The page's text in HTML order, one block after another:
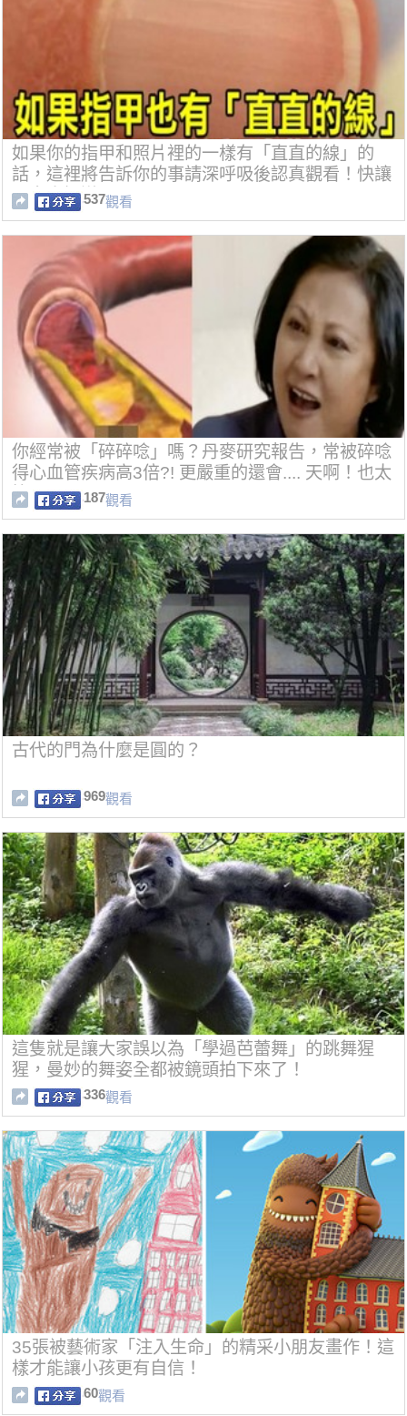
如果你的指甲和照片裡的一樣有「直直的線」的
話，這裡將告訴你的事請深呼吸後認真觀看！快讓
更多人知道！
537觀看
你經常被「碎碎唸」嗎？丹麥研究報告，常被碎唸
得心血管疾病高3倍?! 更嚴重的還會.... 天啊！也太
慘了!!
187觀看
古代的門為什麼是圓的？
969觀看
這隻就是讓大家誤以為「學過芭蕾舞」的跳舞猩
猩，曼妙的舞姿全都被鏡頭拍下來了！
336觀看
35張被藝術家「注入生命」的精采小朋友畫作！這
樣才能讓小孩更有自信！
60觀看